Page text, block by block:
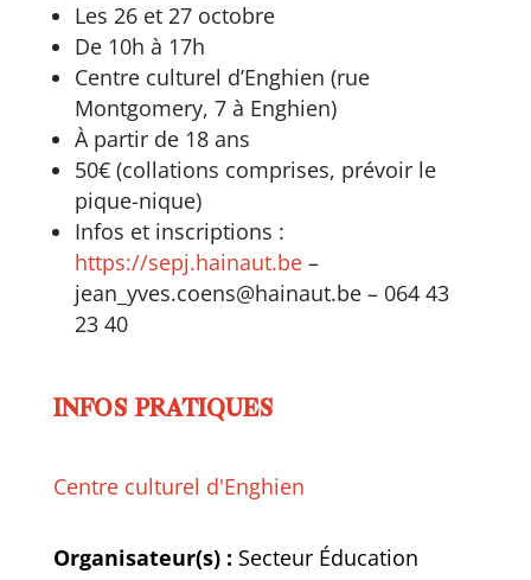
Les 26 et 27 octobre
De 10h à 17h
Centre culturel d’Enghien (rue
Montgomery, 7 à Enghien)
À partir de 18 ans
50€ (collations comprises, prévoir le
pique-nique)
Infos et inscriptions :
https://sepj.hainaut.be–
jean_yves.coens@hainaut.be – 064 43
23 40
INFOS PRATIQUES
Centre culturel d'Enghien
Organisateur(s) : Secteur Éducation